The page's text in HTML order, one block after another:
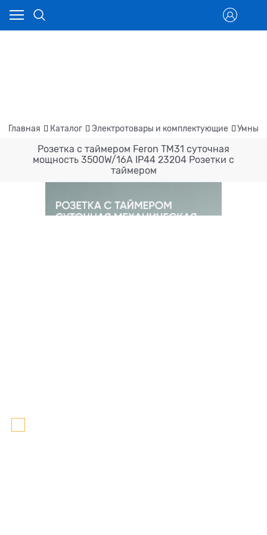
Главная Каталог Электротовары и комплектующие Умный
Розетка с таймером Feron TM31 суточная
мощность 3500W/16A IP44 23204 Розетки с
таймером